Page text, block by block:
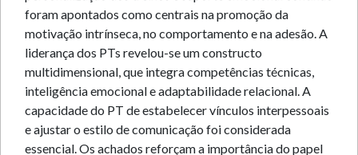
foram apontados como centrais na promoção da
motivação intrínseca, no comportamento e na adesão. A
liderança dos PTs revelou-se um constructo
multidimensional, que integra competências técnicas,
inteligência emocional e adaptabilidade relacional. A
capacidade do PT de estabelecer vínculos interpessoais
e ajustar o estilo de comunicação foi considerada
essencial. Os achados reforçam a importância do papel